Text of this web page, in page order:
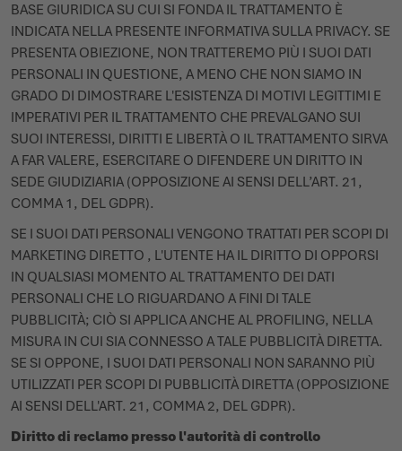
BASE GIURIDICA SU CUI SI FONDA IL TRATTAMENTO È
INDICATA NELLA PRESENTE INFORMATIVA SULLA PRIVACY. SE
PRESENTA OBIEZIONE, NON TRATTEREMO PIÙ I SUOI DATI
PERSONALI IN QUESTIONE, A MENO CHE NON SIAMO IN
GRADO DI DIMOSTRARE L'ESISTENZA DI MOTIVI LEGITTIMI E
IMPERATIVI PER IL TRATTAMENTO CHE PREVALGANO SUI
SUOI INTERESSI, DIRITTI E LIBERTÀ O IL TRATTAMENTO SIRVA
A FAR VALERE, ESERCITARE O DIFENDERE UN DIRITTO IN
SEDE GIUDIZIARIA (OPPOSIZIONE AI SENSI DELL’ART. 21,
COMMA 1, DEL GDPR).
SE I SUOI DATI PERSONALI VENGONO TRATTATI PER SCOPI DI
MARKETING DIRETTO , L'UTENTE HA IL DIRITTO DI OPPORSI
IN QUALSIASI MOMENTO AL TRATTAMENTO DEI DATI
PERSONALI CHE LO RIGUARDANO A FINI DI TALE
PUBBLICITÀ; CIÒ SI APPLICA ANCHE AL PROFILING, NELLA
MISURA IN CUI SIA CONNESSO A TALE PUBBLICITÀ DIRETTA.
SE SI OPPONE, I SUOI DATI PERSONALI NON SARANNO PIÙ
UTILIZZATI PER SCOPI DI PUBBLICITÀ DIRETTA (OPPOSIZIONE
AI SENSI DELL'ART. 21, COMMA 2, DEL GDPR).
Diritto di reclamo presso l'autorità di controllo